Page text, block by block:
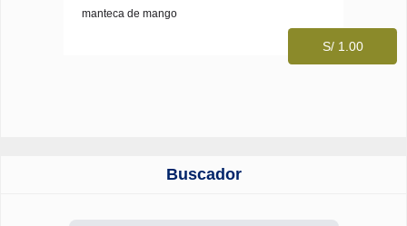
manteca de mango
S/ 1.00
Buscador